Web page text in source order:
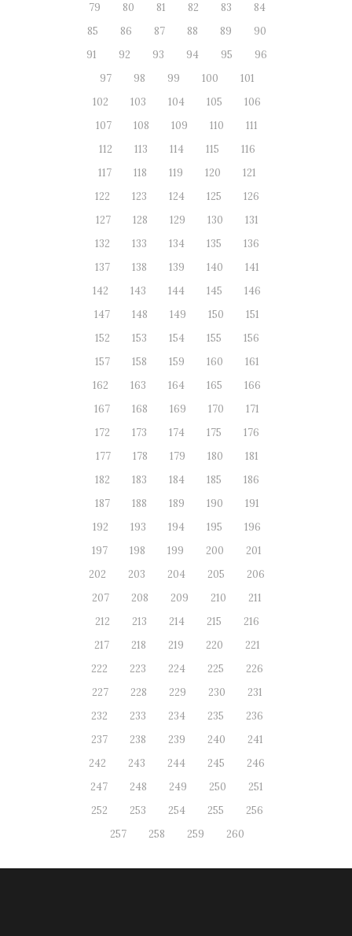
79
80 81 82 83
84
85
86 87 88 89
90
91
92 93 94 95
96
97
98 99 100
101
102
103 104 105
106
107
108 109 110
111
112
113 114 115
116
117
118 119 120
121
122
123 124 125
126
127
128 129 130
131
132
133 134 135
136
137
138 139 140
141
142
143 144 145
146
147
148 149 150
151
152
153 154 155
156
157
158 159 160
161
162
163 164 165
166
167
168 169 170
171
172
173 174 175
176
177
178 179 180
181
182
183 184 185
186
187
188 189 190
191
192
193 194 195
196
197
198 199 200
201
202
203 204 205
206
207
208 209 210
211
212
213 214 215
216
217
218 219 220
221
222
223 224 225
226
227
228 229 230
231
232
233 234 235
236
237
238 239 240
241
242
243 244 245
246
247
248 249 250
251
252
253 254 255
256
257
258 259 260